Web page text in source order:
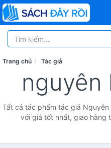
Trang chủ Tác giả
nguyên
Tất cả tác phẩm tác giả
với giá tốt nhất, giao hàng